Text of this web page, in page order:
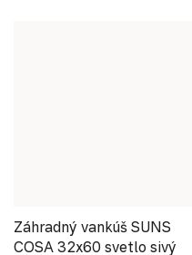
Záhradný vankúš SUNS
COSA 32x60 svetlo sivý